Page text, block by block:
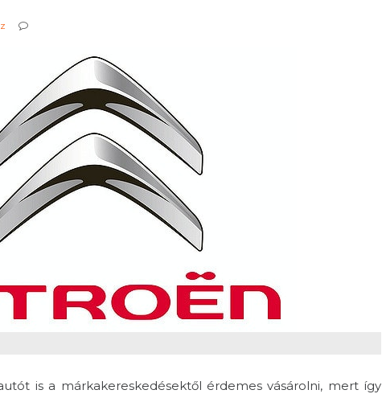
is a márkakereskedésektől érdemes vásárolni, mert így